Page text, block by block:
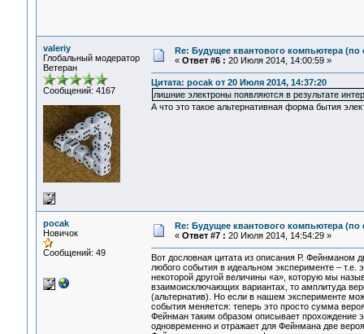
valeriy
Глобальный модератор
Ветеран
Сообщений: 4167
Re: Будущее квантового компьютера (по
« Ответ #6 : 20 Июля 2014, 14:00:59 »
Цитата: pocak от 20 Июля 2014, 14:37:20
лишние электроны появляются в результате
А что это такое альтернативная форма бытия
pocak
Новичок
Сообщений: 49
Re: Будущее квантового компьютера (по
« Ответ #7 : 20 Июля 2014, 14:54:29 »
Вот дословная цитата из описания Р. Фейнманом
любого события в идеальном эксперименте – т.е.
некоторой другой величины «а», которую мы
взаимоисключающих вариантах, то амплитуда
(альтернатив). Но если в нашем эксперименте
события меняется: теперь это просто сумма
Фейнман таким образом описывает прохождение
одновременно и отражает для Фейнмана две